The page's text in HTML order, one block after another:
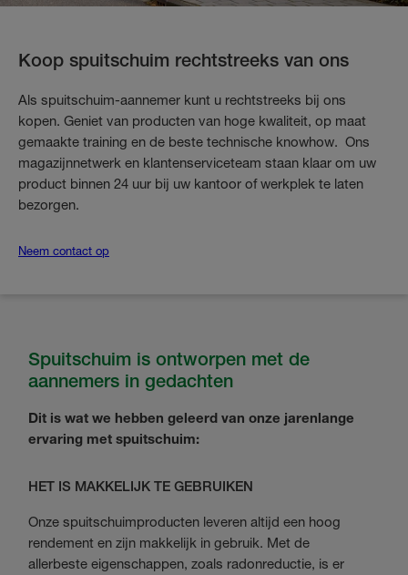
Koop spuitschuim rechtstreeks van ons
Als spuitschuim-aannemer kunt u rechtstreeks bij ons
kopen. Geniet van producten van hoge kwaliteit, op maat
gemaakte training en de beste technische knowhow. Ons
magazijnnetwerk en klantenserviceteam staan klaar om uw
product binnen 24 uur bij uw kantoor of werkplek te laten
bezorgen.
Neem contact op
Spuitschuim is ontworpen met de
aannemers in gedachten
Dit is wat we hebben geleerd van onze jarenlange
ervaring met spuitschuim:
HET IS MAKKELIJK TE GEBRUIKEN
Onze spuitschuimproducten leveren altijd een hoog
rendement en zijn makkelijk in gebruik. Met de
allerbeste eigenschappen, zoals radonreductie, is er